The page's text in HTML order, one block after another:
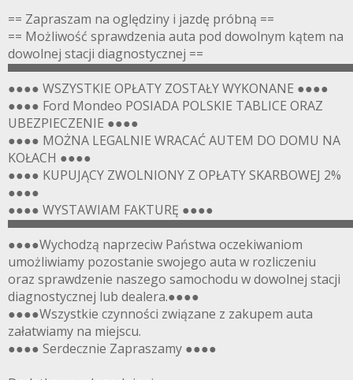
== Zapraszam na oględziny i jazdę próbną ==
== Możliwość sprawdzenia auta pod dowolnym kątem na
dowolnej stacji diagnostycznej ==
●●●● WSZYSTKIE OPŁATY ZOSTAŁY WYKONANE ●●●●
●●●● Ford Mondeo POSIADA POLSKIE TABLICE ORAZ
UBEZPIECZENIE ●●●●
●●●● MOŻNA LEGALNIE WRACAĆ AUTEM DO DOMU NA
KOŁACH ●●●●
●●●● KUPUJĄCY ZWOLNIONY Z OPŁATY SKARBOWEJ 2%
●●●●
●●●● WYSTAWIAM FAKTURĘ ●●●●
●●●●Wychodzą naprzeciw Państwa oczekiwaniom
umożliwiamy pozostanie swojego auta w rozliczeniu
oraz sprawdzenie naszego samochodu w dowolnej stacji
diagnostycznej lub dealera.●●●●
●●●●Wszystkie czynności związane z zakupem auta
załatwiamy na miejscu.
●●●● Serdecznie Zapraszamy ●●●●